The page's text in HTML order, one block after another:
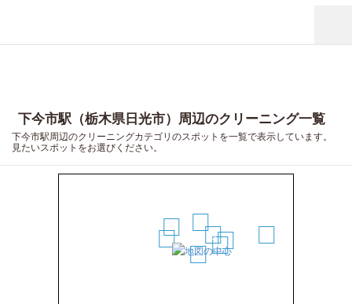
下今市駅（栃木県日光市）周辺のクリーニング一覧
下今市駅周辺のクリーニングカテゴリのスポットを一覧で表示しています。
見たいスポットをお選びください。
1
2
4
5
67